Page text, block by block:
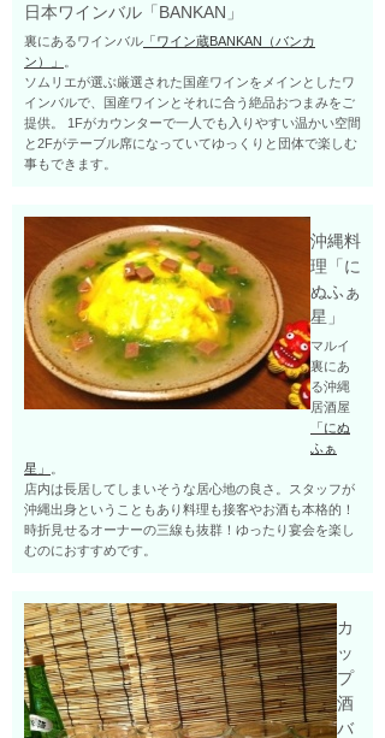
日本ワインバル「BANKAN」
裏にあるワインバル 「ワイン蔵BANKAN（バンカ
ン）」
ソムリエが選ぶ厳選された国産ワインをメインとしたワ
インバルで、国産ワインとそれに合う絶品おつまみをご
提供。 1Fがカウンターで一人でも入りやすい温かい空間
と2Fがテーブル席になっていてゆっくりと団体で楽しむ
事もできます。
沖縄料
理「に
ぬふぁ
星」
マルイ
裏にあ
る沖縄
居酒屋
「にぬ
ふぁ
星」
店内は長居してしまいそうな居心地の良さ。スタッフが
沖縄出身ということもあり料理も接客やお酒も本格的！
時折見せるオーナーの三線も抜群！ゆったり宴会を楽し
むのにおすすめです。
カ
ッ
プ
酒
バ